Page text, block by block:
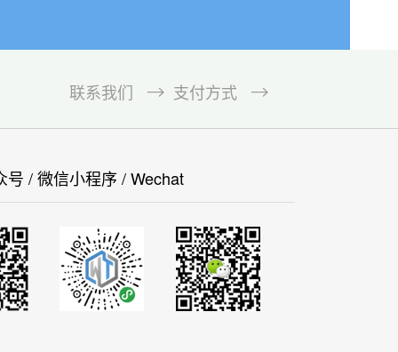
联系我们 支付方式
号 / 微信小程序 / Wechat